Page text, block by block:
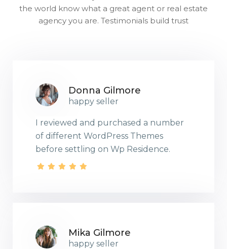
the world know what a great agent or real estate
agency you are. Testimonials build trust
Donna Gilmore
happy seller
I reviewed and purchased a number
of different WordPress Themes
before settling on Wp Residence.
Mika Gilmore
happy seller